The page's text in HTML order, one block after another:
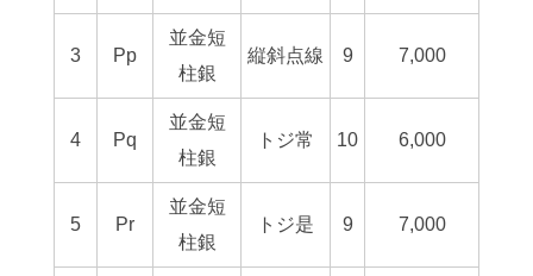
3 Pp
並金短
柱銀
縦斜点線 9 7,000
4 Pq
並金短
柱銀
トジ常 10 6,000
5 Pr
並金短
柱銀
トジ是 9 7,000